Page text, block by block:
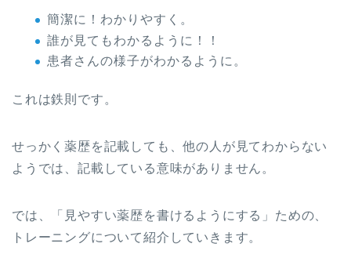
簡潔に！わかりやすく。
誰が見てもわかるように！！
患者さんの様子がわかるように。
これは鉄則です。
せっかく薬歴を記載しても、他の人が見てわからない
ようでは、記載している意味がありません。
では、「見やすい薬歴を書けるようにする」ための、
トレーニングについて紹介していきます。